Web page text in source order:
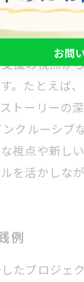
援の視点
。たとえ
トーリー
クルーシ
視点や新
活かしな
例
たプロジ
お問
お問